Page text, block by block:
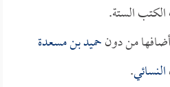
الستة.
من دونحميد بن مسعدة
النسائي.